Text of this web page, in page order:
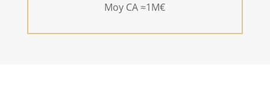
Moy CA ≈1M€